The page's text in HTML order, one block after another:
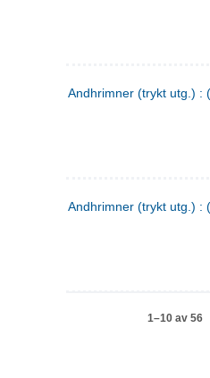
Andhrimner (trykt utg.) :
Andhrimner (trykt utg.) :
1–10 av 56